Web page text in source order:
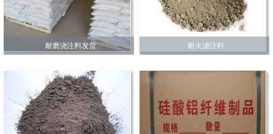
耐磨浇注料发货 耐火浇注料